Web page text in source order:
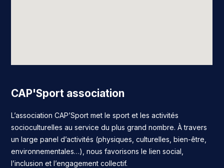
CAP'Sport association
L’association CAP’Sport met le sport et les activités
socioculturelles au service du plus grand nombre. À travers
un large panel d’activités (physiques, culturelles, bien-être,
environnementales…), nous favorisons le lien social,
l’inclusion et l’engagement collectif.